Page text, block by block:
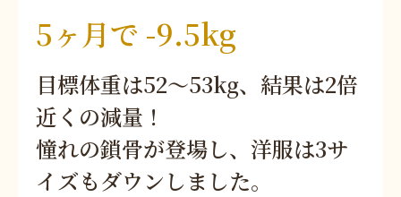
5ヶ月で -9.5kg
目標体重は52〜53kg、結果は2倍
近くの減量！
憧れの鎖骨が登場し、洋服は3サ
イズもダウンしました。